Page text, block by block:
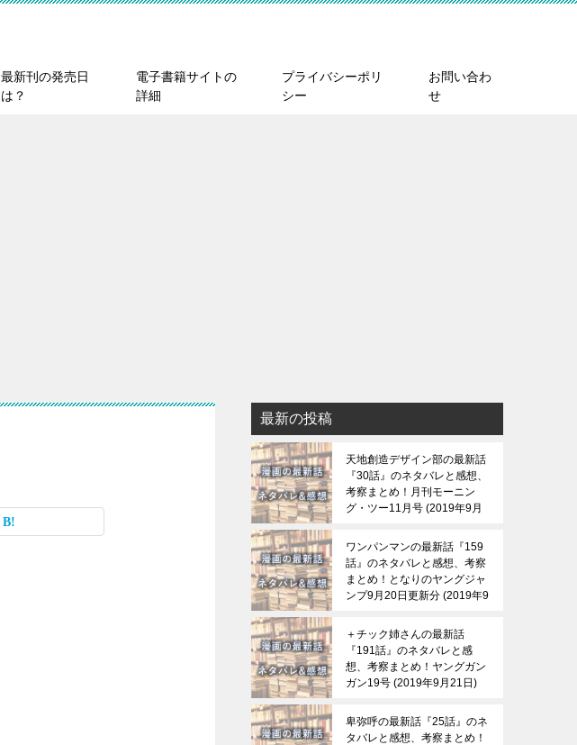
最新刊の発売日
は？
電子書籍サイトの
詳細
プライバシーポリ
シー
お問い合わ
せ
最新の投稿
天地創造デザイン部の最新話
『30話』のネタバレと感想、
考察まとめ！月刊モーニン
グ・ツー11月号 2019年9月
ワンパンマンの最新話『159
話』のネタバレと感想、考察
まとめ！となりのヤングジャ
ンプ9月20日更新分 2019年9
＋チック姉さんの最新話
『191話』のネタバレと感
想、考察まとめ！ヤングガン
ガン19号 2019年9月21日
卑弥呼の最新話『25話』のネ
タバレと感想、考察まとめ！